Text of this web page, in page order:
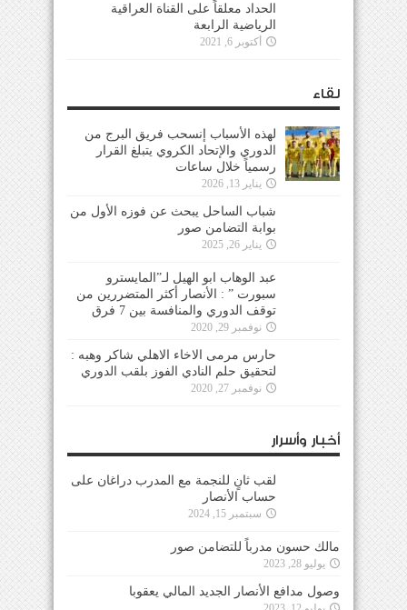
الحداد معلقاً على القناة العراقية
الرياضية الرابعة
أكتوبر 6, 2021
لقاء
لهذه الأسباب إنسحب فريق البرج من
الدوري والإتحاد الكروي يتبلغ القرار
رسمياً خلال ساعات
يناير 13, 2026
شباب الساحل يبحث عن فوزه الأول من
بوابة التضامن صور
يناير 26, 2025
عبد الوهاب ابو الهيل لـ”المايسترو
سبورت ” : الأنصار أكثر المتضررين من
توقف الدوري والمنافسة بين 7 فرق
نوفمبر 29, 2020
حارس مرمى الاخاء الاهلي شاكر وهبه :
لتحقيق حلم النادي الفوز بلقب الدوري
نوفمبر 27, 2020
أخبار وأسرار
لقب ثانٍ للنجمة مع المدرب دراغان على
حساب الأنصار
سبتمبر 15, 2024
مالك حسون مدرباً للتضامن صور
يوليو 28, 2023
وصول مدافع الأنصار الجديد المالي يعقوبا